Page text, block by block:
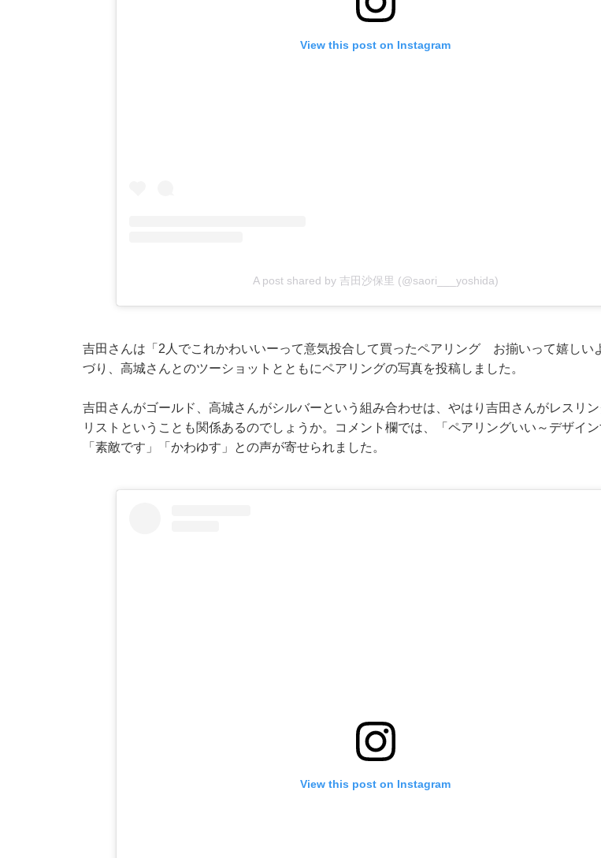
View this post on Instagram
A post shared by 吉田沙保里 (@saori___yoshida)
吉田さんは「2人でこれかわいいーって意気投合して買ったペアリング お揃いって嬉しい
づり、高城さんとのツーショットとともにペアリングの写真を投稿しました。
吉田さんがゴールド、高城さんがシルバーという組み合わせは、やはり吉田さんがレスリ
リストということも関係あるのでしょうか。コメント欄では、「ペアリングいい～デザイン
「素敵です」「かわゆす」との声が寄せられました。
View this post on Instagram